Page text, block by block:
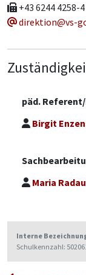
+43 6244 4258-4
direktion@vs-
päd.
Birgit
Maria
Interne
Schulkennzahl: